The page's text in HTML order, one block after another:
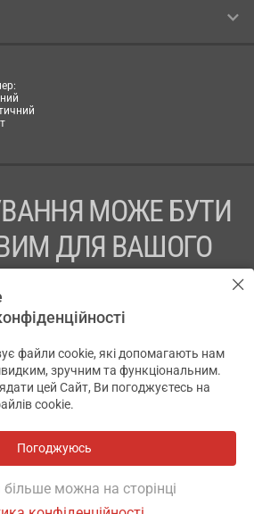
МОЖЕ БУТИ
ДЛЯ ВАШОГО
ПРЕПАРАТУ ПРОКОНСУЛЬТУЙТЕСЬ
Код ЄДРПОУ 43631965.
від відповідальності
інформаційна система АПТЕКА911.ЮА
файли cookie, які допомагають нам
зручним та функціональним.
цей Сайт, Ви погоджуєтесь на
cookie.
Погоджуюсь
більше можна на сторінці
✕